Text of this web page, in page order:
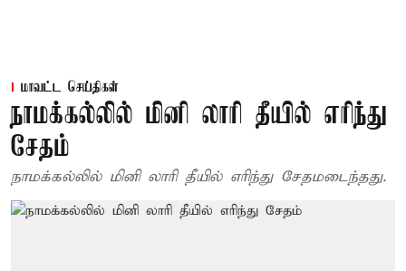
மாவட்ட செய்திகள்
நாமக்கல்லில் மினி லாரி தீயில் எரிந்து
சேதம்
நாமக்கல்லில் மினி லாரி தீயில் எரிந்து சேதமடைந்தது.